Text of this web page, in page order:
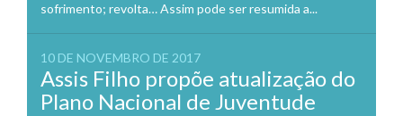
sofrimento; revolta… Assim pode ser resumida a...
10 DE NOVEMBRO DE 2017
Assis Filho propõe atualização do
Plano Nacional de Juventude